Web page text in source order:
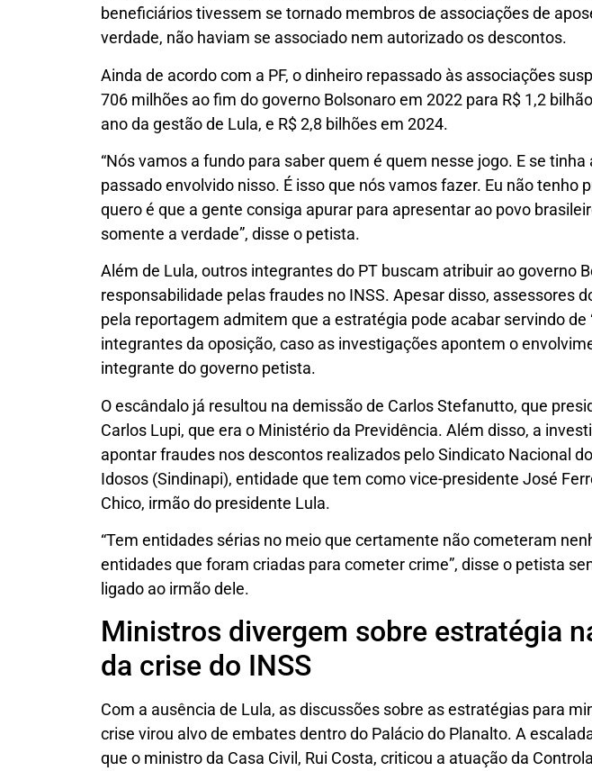
beneficiários tivessem se tornado membros de associações de
verdade, não haviam se associado nem autorizado os descontos.
Ainda de acordo com a PF, o dinheiro repassado às associações
706 milhões ao fim do governo Bolsonaro em 2022 para R$ 1,2
ano da gestão de Lula, e R$ 2,8 bilhões em 2024.
“Nós vamos a fundo para saber quem é quem nesse jogo. E se
passado envolvido nisso. É isso que nós vamos fazer. Eu não tenho
quero é que a gente consiga apurar para apresentar ao povo
somente a verdade”, disse o petista.
Além de Lula, outros integrantes do PT buscam atribuir ao governo
responsabilidade pelas fraudes no INSS. Apesar disso, assessores
pela reportagem admitem que a estratégia pode acabar servindo de
integrantes da oposição, caso as investigações apontem o
integrante do governo petista.
O escândalo já resultou na demissão de Carlos Stefanutto, que
Carlos Lupi, que era o Ministério da Previdência. Além disso, a
apontar fraudes nos descontos realizados pelo Sindicato Nacional
Idosos (Sindinapi), entidade que tem como vice-presidente José
Chico, irmão do presidente Lula.
“Tem entidades sérias no meio que certamente não cometeram
entidades que foram criadas para cometer crime”, disse o petista
ligado ao irmão dele.
Ministros divergem sobre estratégia
da crise do INSS
Com a ausência de Lula, as discussões sobre as estratégias para
crise virou alvo de embates dentro do Palácio do Planalto. A
que o ministro da Casa Civil, Rui Costa, criticou a atuação da